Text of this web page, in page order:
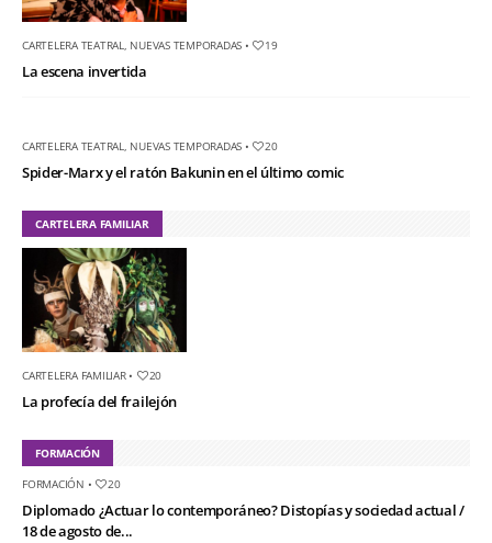
CARTELERA TEATRAL NUEVAS TEMPORADAS • 19
La escena invertida
CARTELERA TEATRAL NUEVAS TEMPORADAS • 20
Spider-Marx y el ratón Bakunin en el último comic
CARTELERA FAMILIAR
CARTELERA FAMILIAR• 20
La profecía del frailejón
FORMACIÓN
FORMACIÓN • 20
Diplomado ¿Actuar lo contemporáneo? Distopías y sociedad actual /
18 de agosto de...